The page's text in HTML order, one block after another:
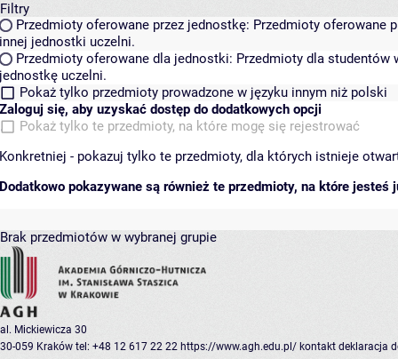
Filtry
Przedmioty oferowane przez jednostkę: Przedmioty oferowane
innej jednostki uczelni.
Przedmioty oferowane dla jednostki: Przedmioty dla studentów
jednostkę uczelni.
Pokaż tylko przedmioty prowadzone w języku innym niż polski
Zaloguj się, aby uzyskać dostęp do dodatkowych opcji
Pokaż tylko te przedmioty, na które mogę się rejestrować
Konkretniej - pokazuj tylko te przedmioty, dla których istnieje
Dodatkowo pokazywane są również te przedmioty, na które jesteś
Brak przedmiotów w wybranej grupie
al. Mickiewicza 30
30-059 Kraków tel: +48 12 617 22 22 https://www.agh.edu.pl/ kontakt deklaracja